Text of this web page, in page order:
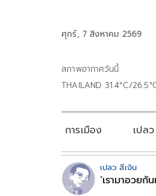
ศุกร์, 7 สิงหาคม 2569
สภาพอากาศวันนี้
THAILAND 31.4°C/
การเมือง เปล
เปลว สีเงิน
‘เรามาอวยกัน